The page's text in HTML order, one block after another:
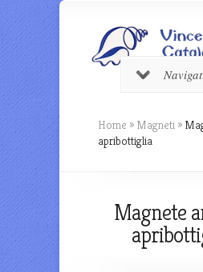
Home » Magneti »
apribottiglia
Magnete